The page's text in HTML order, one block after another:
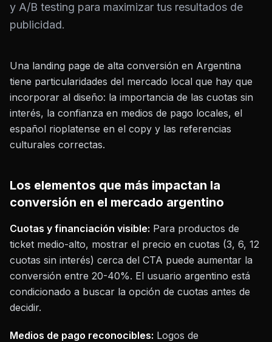
y A/B testing para maximizar tus resultados de
publicidad.
Una landing page de alta conversión en Argentina
tiene particularidades del mercado local que hay que
incorporar al diseño: la importancia de las cuotas sin
interés, la confianza en medios de pago locales, el
español rioplatense en el copy y las referencias
culturales correctas.
Los elementos que más impactan la
conversión en el mercado argentino
Cuotas y financiación visible: Para productos de
ticket medio-alto, mostrar el precio en cuotas (3, 6, 12
cuotas sin interés) cerca del CTA puede aumentar la
conversión entre 20-40%. El usuario argentino está
condicionado a buscar la opción de cuotas antes de
decidir.
Medios de pago reconocibles: Logos de